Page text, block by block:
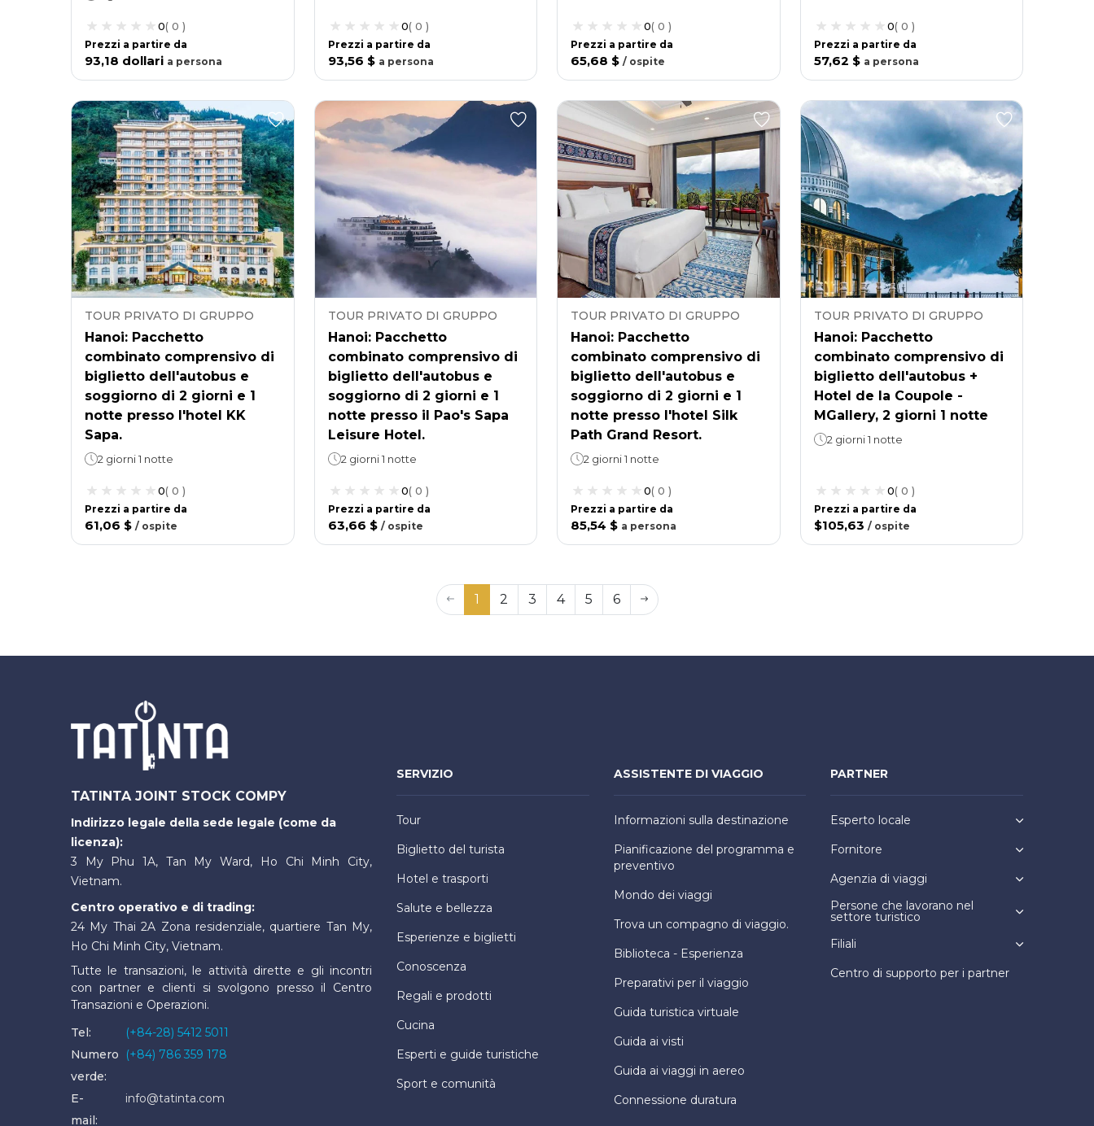
0( 0 )
Prezzi a partire da
93,18 dollari a persona
0( 0 )
Prezzi a partire da
93,56 $ a persona
0( 0 )
Prezzi a partire da
65,68 $ / ospite
0( 0 )
Prezzi a partire da
57,62 $ a persona
TOUR PRIVATO DI GRUPPO
Hanoi: Pacchetto
combinato comprensivo di
biglietto dell'autobus e
soggiorno di 2 giorni e 1
notte presso l'hotel KK
Sapa.
2 giorni 1 notte
0( 0 )
Prezzi a partire da
61,06 $ / ospite
TOUR PRIVATO DI GRUPPO
Hanoi: Pacchetto
combinato comprensivo di
biglietto dell'autobus e
soggiorno di 2 giorni e 1
notte presso il Pao's Sapa
Leisure Hotel.
2 giorni 1 notte
0( 0 )
Prezzi a partire da
63,66 $ / ospite
TOUR PRIVATO DI GRUPPO
Hanoi: Pacchetto
combinato comprensivo di
biglietto dell'autobus e
soggiorno di 2 giorni e 1
notte presso l'hotel Silk
Path Grand Resort.
2 giorni 1 notte
0( 0 )
Prezzi a partire da
85,54 $ a persona
TOUR PRIVATO DI GRUPPO
Hanoi: Pacchetto
combinato comprensivo di
biglietto dell'autobus +
Hotel de la Coupole -
MGallery, 2 giorni 1 notte
2 giorni 1 notte
0( 0 )
Prezzi a partire da
$105,63 / ospite
1 2 3 4 5 6
TATINTA JOINT STOCK COMPY
Indirizzo legale della sede legale (come da
licenza):
3 My Phu 1A, Tan My Ward, Ho Chi Minh City,
Vietnam.
Centro operativo e di trading:
24 My Thai 2A Zona residenziale, quartiere Tan My,
Ho Chi Minh City, Vietnam.
Tutte le transazioni, le attività dirette e gli incontri
con partner e clienti si svolgono presso il Centro
Transazioni e Operazioni.
Tel:
(+84-28) 5412 5011
Numero
verde:
(+84) 786 359 178
E-
mail:
info@tatinta.com
SERVIZIO
Tour
Biglietto del turista
Hotel e trasporti
Salute e bellezza
Esperienze e biglietti
Conoscenza
Regali e prodotti
Cucina
Esperti e guide turistiche
Sport e comunità
ASSISTENTE DI VIAGGIO
Informazioni sulla destinazione
Pianificazione del programma e
preventivo
Mondo dei viaggi
Trova un compagno di viaggio.
Biblioteca - Esperienza
Preparativi per il viaggio
Guida turistica virtuale
Guida ai visti
Guida ai viaggi in aereo
Connessione duratura
PARTNER
Esperto locale
Fornitore
Agenzia di viaggi
Persone che lavorano nel
settore turistico
Filiali
Centro di supporto per i partner